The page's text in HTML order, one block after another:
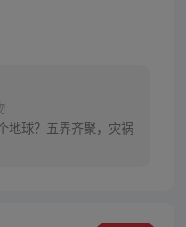
地球？五界齐聚，灾祸